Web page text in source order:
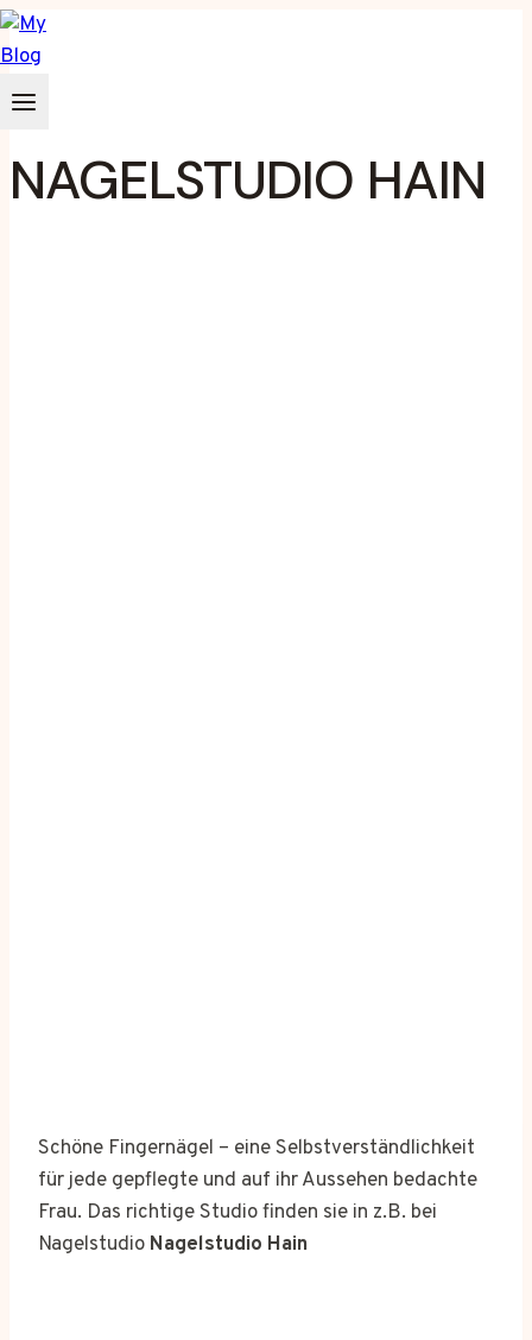
Zum
Inhalt
springen
NAGELSTUDIO HAIN
Schöne Fingernägel – eine Selbstverständlichkeit
für jede gepflegte und auf ihr Aussehen bedachte
Frau. Das richtige Studio finden sie in z.B. bei
Nagelstudio Nagelstudio Hain